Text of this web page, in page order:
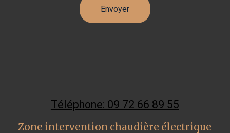
Téléphone: 09 72 66 89 55
Zone intervention chaudière électrique